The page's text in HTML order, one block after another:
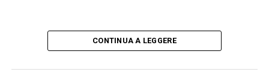
CONTINUA A LEGGERE